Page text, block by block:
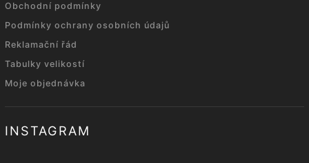
Obchodní podmínky
Podmínky ochrany osobních údajů
Reklamační řád
Tabulky velikostí
Moje objednávka
INSTAGRAM